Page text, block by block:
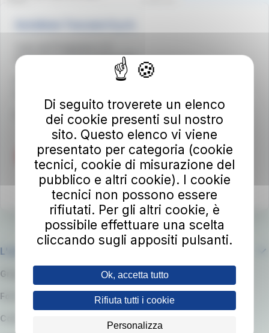
50032 Borgo San Lorenzo (FI)
Per info e reclamiat-bus.it/parlaconat
L'azienda
Gruppo RATP
Fornitori e Gare
Codice etico e modello organizzativo
Di seguito troverete un elenco
dei cookie presenti sul nostro
sito. Questo elenco vi viene
presentato per categoria (cookie
tecnici, cookie di misurazione del
pubblico e altri cookie). I cookie
tecnici non possono essere
rifiutati. Per gli altri cookie, è
possibile effettuare una scelta
cliccando sugli appositi pulsanti.
Ok, accetta tutto
Rifiuta tutti i cookie
Personalizza